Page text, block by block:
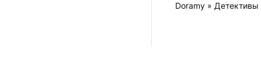
Doramy » Детективы